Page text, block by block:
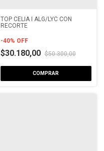
TOP CELIA I ALG/LYC CON
RECORTE
-40% OFF
$30.180,00 $50.300,00
COMPRAR